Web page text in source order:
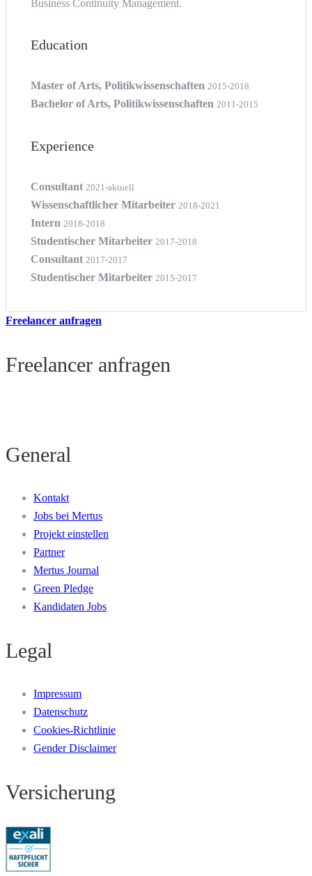
Business Continuity Management.
Education
Master of Arts, Politikwissenschaften 2015-2018
Bachelor of Arts, Politikwissenschaften 2011-2015
Experience
Consultant 2021-aktuell
Wissenschaftlicher Mitarbeiter 2018-2021
Intern 2018-2018
Studentischer Mitarbeiter 2017-2018
Consultant 2017-2017
Studentischer Mitarbeiter 2015-2017
Freelancer anfragen
Freelancer anfragen
General
Kontakt
Jobs bei Mertus
Projekt einstellen
Partner
Mertus Journal
Green Pledge
Kandidaten Jobs
Legal
Impressum
Datenschutz
Cookies-Richtlinie
Gender Disclaimer
Versicherung